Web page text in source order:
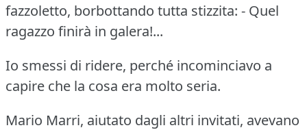
fazzoletto, borbottando tutta stizzita: - Quel
ragazzo finirà in galera!...
Io smessi di ridere, perché incominciavo a
capire che la cosa era molto seria.
Mario Marri, aiutato dagli altri invitati, avevano